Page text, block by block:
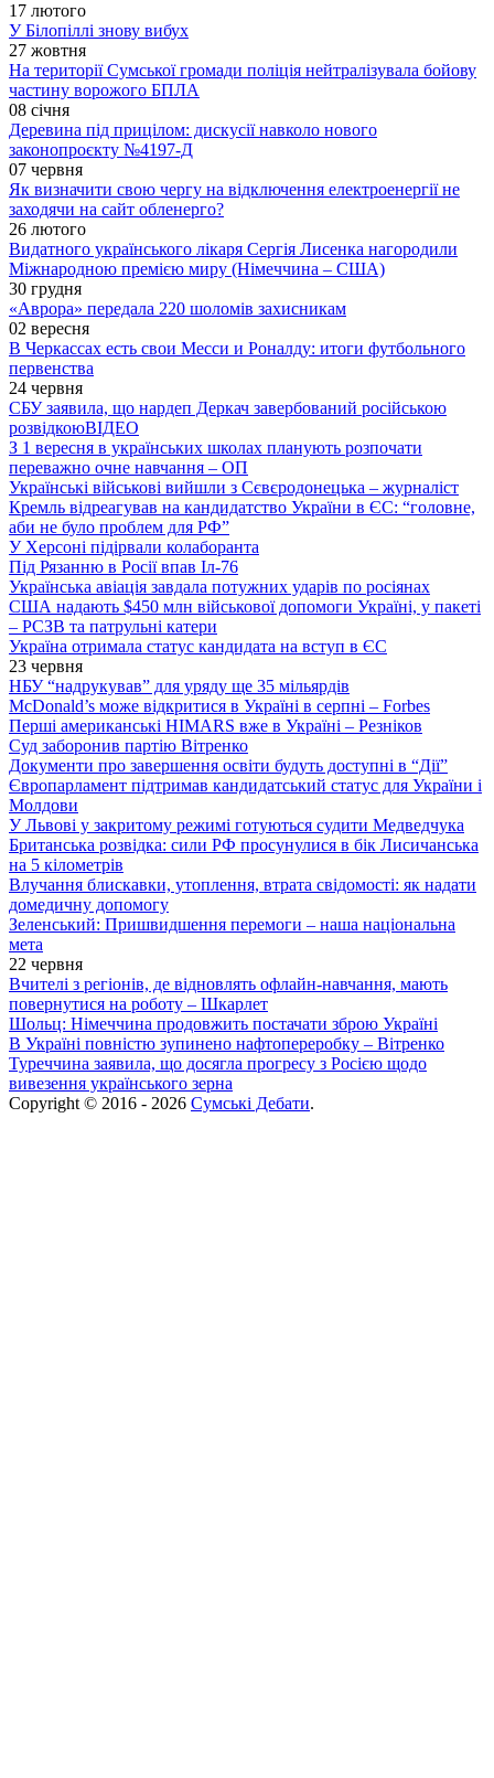
17 лютого
У Білопіллі знову вибух
27 жовтня
На території Сумської громади поліція нейтралізувала бойову
частину ворожого БПЛА
08 січня
Деревина під прицілом: дискусії навколо нового
законопроєкту №4197-Д
07 червня
Як визначити свою чергу на відключення електроенергії не
заходячи на сайт обленерго?
26 лютого
Видатного українського лікаря Сергія Лисенка нагородили
Міжнародною премією миру (Німеччина – США)
30 грудня
«Аврора» передала 220 шоломів захисникам
02 вересня
В Черкассах есть свои Месси и Роналду: итоги футбольного
первенства
24 червня
СБУ заявила, що нардеп Деркач завербований російською
розвідкоюВІДЕО
З 1 вересня в українських школах планують розпочати
переважно очне навчання – ОП
Українські військові вийшли з Сєвєродонецька – журналіст
Кремль відреагував на кандидатство України в ЄС: “головне,
аби не було проблем для РФ”
У Херсоні підірвали колаборанта
Під Рязанню в Росії впав Іл-76
Українська авіація завдала потужних ударів по росіянах
США надають $450 млн військової допомоги Україні, у пакеті
– РСЗВ та патрульні катери
Україна отримала статус кандидата на вступ в ЄС
23 червня
НБУ “надрукував” для уряду ще 35 мільярдів
McDonald’s може відкритися в Україні в серпні – Forbes
Перші американські HIMARS вже в Україні – Резніков
Суд заборонив партію Вітренко
Документи про завершення освіти будуть доступні в “Дії”
Європарламент підтримав кандидатський статус для України і
Молдови
У Львові у закритому режимі готуються судити Медведчука
Британська розвідка: сили РФ просунулися в бік Лисичанська
на 5 кілометрів
Влучання блискавки, утоплення, втрата свідомості: як надати
домедичну допомогу
Зеленський: Пришвидшення перемоги – наша національна
мета
22 червня
Вчителі з регіонів, де відновлять офлайн-навчання, мають
повернутися на роботу – Шкарлет
Шольц: Німеччина продовжить постачати зброю Україні
В Україні повністю зупинено нафтопереробку – Вітренко
Туреччина заявила, що досягла прогресу з Росією щодо
вивезення українського зерна
Copyright © 2016 - 2026 Сумські Дебати.